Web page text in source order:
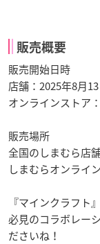
販売概要
販売開始日時
店舗：2025年8月
オンラインストア
販売場所
全国のしまむら店
しまむらオンライ
『マインクラフト
必見のコラボレー
ださいね！